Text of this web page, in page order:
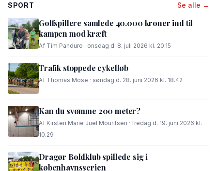
SPORT Se alle →
Golfspillere samlede 40.000 kroner ind til
kampen mod kræft
Af Tim Panduro · onsdag d. 8. juli 2026 kl. 20.15
Trafik stoppede cykelløb
Af Thomas Mose · søndag d. 28. juni 2026 kl. 18.42
Kan du svømme 200 meter?
Af Kirsten Marie Juel Mouritsen · fredag d. 19. juni 2026 kl.
10.29
Dragør Boldklub spillede sig i
københavnsserien